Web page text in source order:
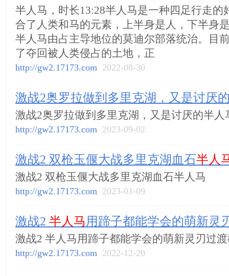
半人马，时长13:28半人马是一种四足行走的
合了人类和马的元素，上半身是人，下半身
半人马由占主导地位的莫迪尔部落统治。目
了夺回被人类侵占的土地，正
http://gw2.17173.com 2022-08-30
激战2奥罗拉做到多里克湖，又是讨厌
激战2奥罗拉做到多里克湖，又是讨厌的半人
http://gw2.17173.com 2023-09-02
激战2 双枪玉偃大战多里克湖血石半人
激战2 双枪玉偃大战多里克湖血石半人马
http://gw2.17173.com 2023-01-09
激战2 半人马 用蹄子都能学会的萌新灵
激战2 半人马用蹄子都能学会的萌新灵刃过
http://gw2.17173.com 2022-12-20